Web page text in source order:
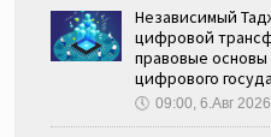
Независимый
цифровой
правовые основы
цифрового
🕔 09:00, 6.Авг 2026